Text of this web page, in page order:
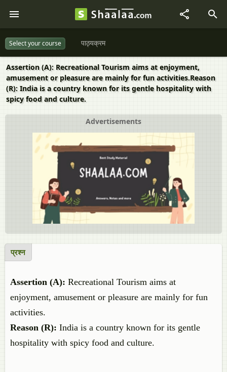
Select your course पाठ्यक्रम
Assertion (A): Recreational Tourism aims at enjoyment,
amusement or pleasure are mainly for fun activities.Reason
(R): India is a country known for its gentle hospitality with
spicy food and culture.
Advertisements
प्रश्न
Assertion (A): Recreational Tourism aims at
enjoyment, amusement or pleasure are mainly for fun
activities.
Reason (R): India is a country known for its gentle
hospitality with spicy food and culture.